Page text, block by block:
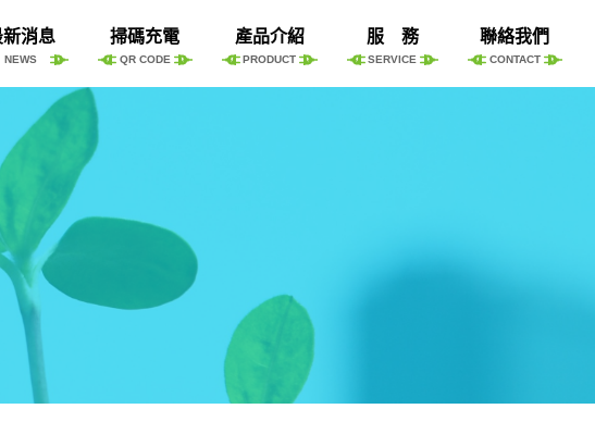
新消息
NEWS
掃碼充電
QR CODE
產品介紹
PRODUCT
服 務
SERVICE
聯絡我們
CONTACT